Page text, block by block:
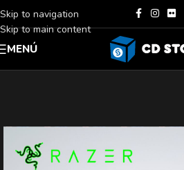
Skip to navigation
Skip to main content
MENÚ